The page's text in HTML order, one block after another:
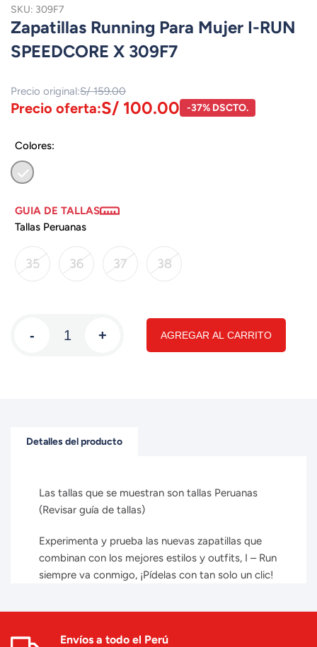
SKU: 309F7
Zapatillas Running Para Mujer I-RUN
SPEEDCORE X 309F7
Precio original:S/ 159.00
Precio oferta:S/ 100.00 -37% DSCTO.
Colores:
GUIA DE TALLAS
Tallas Peruanas
35 36 37 38
- + AGREGAR AL CARRITO
Detalles del producto
Las tallas que se muestran son tallas Peruanas
(Revisar guía de tallas)
Experimenta y prueba las nuevas zapatillas que
combinan con los mejores estilos y outfits, I – Run
siempre va conmigo, ¡Pídelas con tan solo un clic!
Envíos a todo el Perú